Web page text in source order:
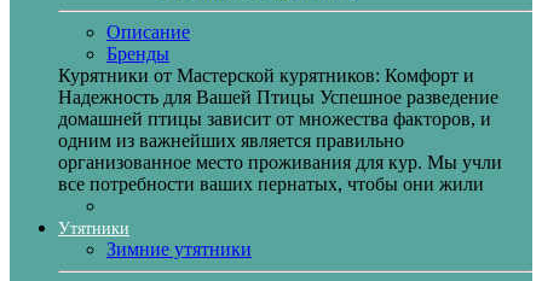
Описание
Бренды
Курятники от Мастерской курятников: Комфорт и
Надежность для Вашей Птицы Успешное разведение
домашней птицы зависит от множества факторов, и
одним из важнейших является правильно
организованное место проживания для кур. Мы учли
все потребности ваших пернатых, чтобы они жили
Утятники
Зимние утятники